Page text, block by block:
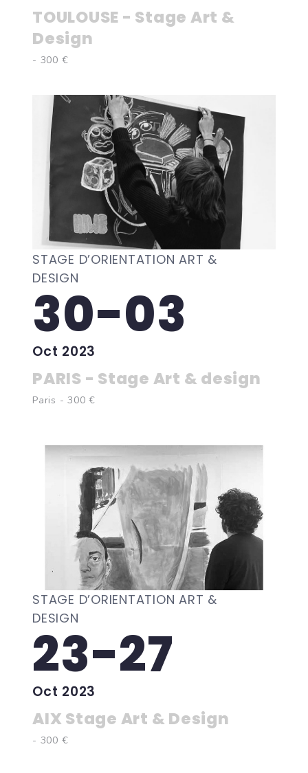
TOULOUSE - Stage Art &
Design
- 300 €
STAGE D’ORIENTATION ART &
DESIGN
30-03
Oct 2023
PARIS - Stage Art & design
Paris - 300 €
STAGE D’ORIENTATION ART &
DESIGN
23-27
Oct 2023
AIX Stage Art & Design
- 300 €